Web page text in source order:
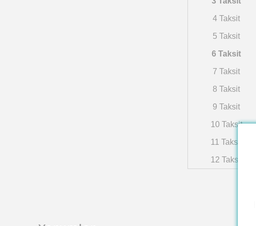
4 Taksit
5 Taksit
6 Taksit
7 Taksit
8 Taksit
9 Taksit
10 Taksit
11 Taksit
12 Taksit